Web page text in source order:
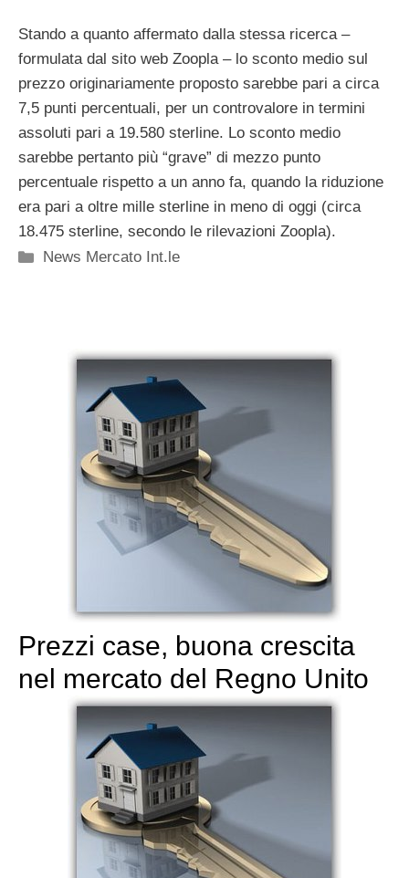
Stando a quanto affermato dalla stessa ricerca –
formulata dal sito web Zoopla – lo sconto medio sul
prezzo originariamente proposto sarebbe pari a circa
7,5 punti percentuali, per un controvalore in termini
assoluti pari a 19.580 sterline. Lo sconto medio
sarebbe pertanto più “grave” di mezzo punto
percentuale rispetto a un anno fa, quando la riduzione
era pari a oltre mille sterline in meno di oggi (circa
18.475 sterline, secondo le rilevazioni Zoopla).
Categorie
News Mercato Int.le
Prezzi case, buona crescita
nel mercato del Regno Unito